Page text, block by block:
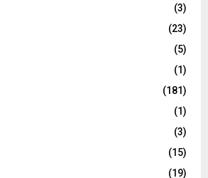
(3)
(23)
(5)
(1)
(181)
(1)
(3)
(15)
(19)